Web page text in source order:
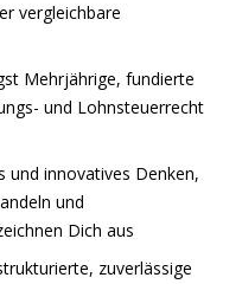
vergleichbare
Mehrjährige, fundierte
und Lohnsteuerrecht
und innovatives Denken,
und
Dich aus
zuverlässige